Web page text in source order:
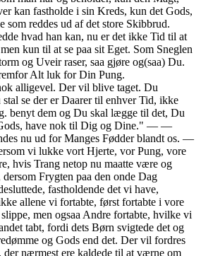
kan fastholde i sin Kreds, kun det Gods,
som reddes ud af det store Skibbrud.
hvad han kan, nu er det ikke Tid til at
kun til at se paa sit Eget. Som Sneglen
og Uveir raser, saa gjøre og(saa) Du.
Alt luk for Din Pung.
alligevel. Der vil blive taget. Du
se der er Daarer til enhver Tid, ikke
benyt dem og Du skal lægge til det, Du
have nok til Dig og Dine." — —
nu ud for Manges Fødder blandt os. —
vi lukke vort Hjerte, vor Pung, vore
hvis Trang netop nu maatte være og
Frygten paa den onde Dag
fastholdende det vi have,
allene vi fortabte, først fortabte i vore
men ogsaa Andre fortabte, hvilke vi
tabt, fordi dets Børn svigtede det og
og Gods end det. Der vil fordres
nærmest ere kaldede til at værne om